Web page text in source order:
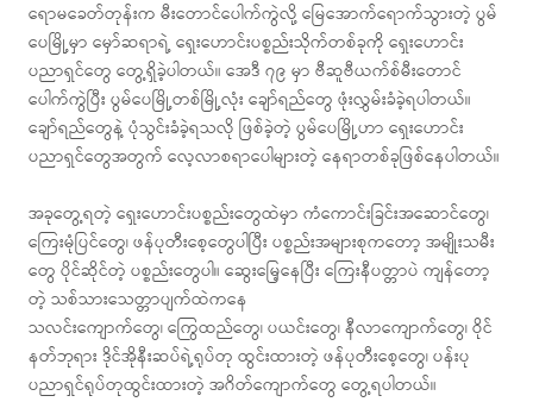
ရောမခေတ်တုန်းက မီးတောင်ပေါက်ကွဲလို့ မြေအောက်ရောက်သွားတဲ့ ပွမ်
ပေမြို့မှာ မှော်ဆရာရဲ့ ရှေးဟောင်းပစ္စည်းသိုက်တစ်ခုကို ရှေးဟောင်း
ပညာရှင်တွေ တွေ့ရှိခဲ့ပါတယ်။ အေဒီ ၇၉ မှာ ဗီဆူဗီယက်စ်မီးတောင်
ပေါက်ကွဲပြီး ပွမ်ပေမြို့တစ်မြို့လုံး ချော်ရည်တွေ ဖုံးလွှမ်းခံခဲ့ရပါတယ်။
ချော်ရည်တွေနဲ့ ပုံသွင်းခံခဲ့ရသလို ဖြစ်ခဲ့တဲ့ ပွမ်ပေမြို့ဟာ ရှေးဟောင်း
ပညာရှင်တွေအတွက် လေ့လာစရာပေါများတဲ့ နေရာတစ်ခုဖြစ်နေပါတယ်။
အခုတွေ့ရတဲ့ ရှေးဟောင်းပစ္စည်းတွေထဲမှာ ကံကောင်းခြင်းအဆောင်တွေ၊
ကြေးမုံပြင်တွေ၊ ဖန်ပုတီးစေ့တွေပါပြီး ပစ္စည်းအများစုကတော့ အမျိုးသမီး
တွေ ပိုင်ဆိုင်တဲ့ ပစ္စည်းတွေပါ။ ဆွေးမြေ့နေပြီး ကြေးနီပတ္တာပဲ ကျန်တော့
တဲ့ သစ်သားသေတ္တာပျက်ထဲကနေ
သလင်းကျောက်တွေ၊ ကြွေထည်တွေ၊ ပယင်းတွေ၊ နီလာကျောက်တွေ၊ ဝိုင်
နတ်ဘုရား ဒိုင်အိုနီးဆပ်ရဲ့ရုပ်တု ထွင်းထားတဲ့ ဖန်ပုတီးစေ့တွေ၊ ပန်းပု
ပညာရှင်ရုပ်တုထွင်းထားတဲ့ အဂိတ်ကျောက်တွေ တွေ့ရပါတယ်။